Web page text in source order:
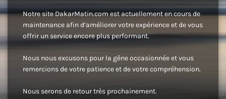
Notre site DakarMatin.com est actuellement en cours de
maintenance afin d’améliorer votre expérience et de vous
offrir un service encore plus performant.
Nous nous excusons pour la gêne occasionnée et vous
remercions de votre patience et de votre compréhension.
Nous serons de retour très prochainement.